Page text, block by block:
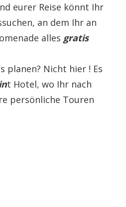
eurer Reise könnt Ihr
an dem Ihr an
alles gratis
planen? Nicht hier ! Es
t Hotel, wo Ihr nach
persönliche Touren